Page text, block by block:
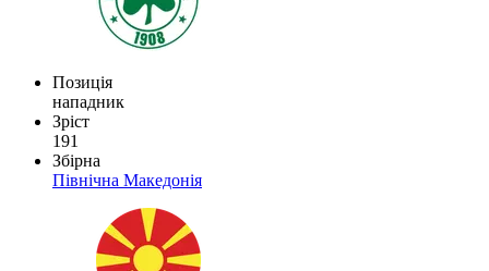
Позиція
нападник
Зріст
191
Збірна
Північна Македонія